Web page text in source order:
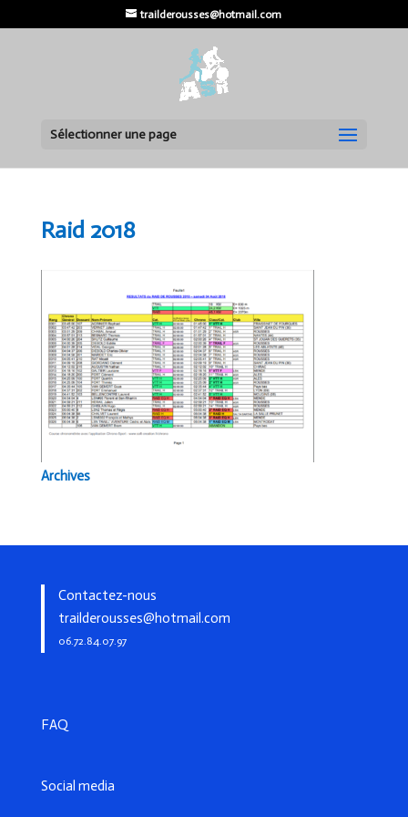
trailderousses@hotmail.com
Sélectionner une page
Raid 2018
Archives
Contactez-nous
trailderousses@hotmail.com
06.72.84.07.97
FAQ
Social media